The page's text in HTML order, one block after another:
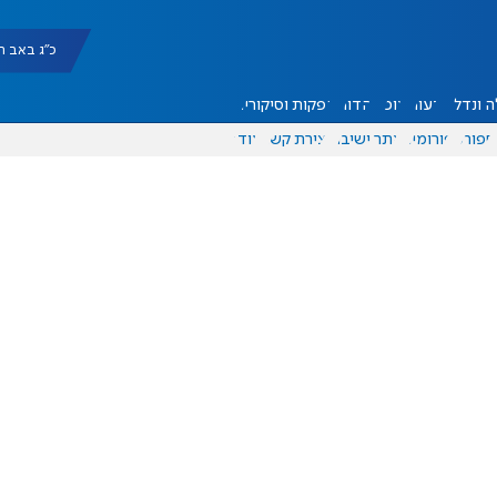
כ"ג באב תשפ"ו
ונדל"ן דעות אוכל יהדות הפקות וסיקורים
ספורט פורומים אתר ישיבה יצירת קשר עוד